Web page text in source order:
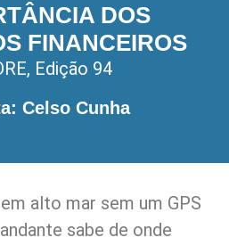
DOS
FINANCEIROS
, Edição 94
Celso Cunha
alto mar sem um GPS
sabe de onde